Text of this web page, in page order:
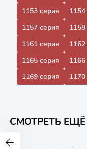
1153 серия
1154
1157 серия
1158
1161 серия
1162
1165 серия
1166
1169 серия
1170
СМОТРЕТЬ